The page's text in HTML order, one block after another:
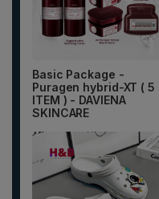
Basic Package -
Puragen hybrid-XT ( 5
ITEM ) - DAVIENA
SKINCARE